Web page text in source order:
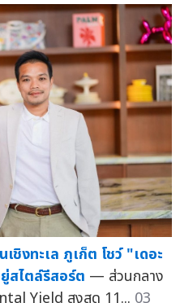
ชิงทะเล ภูเก็ต โชว์ "เดอะ
สไตล์รีสอร์ต — ส่วนกลาง
Yield สูงสุด 11... 03